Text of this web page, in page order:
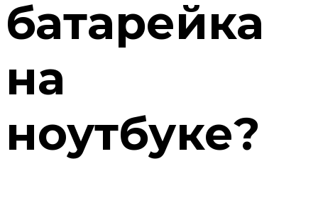
батарейка
на
ноутбуке?